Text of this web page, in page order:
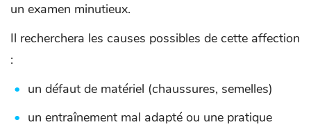
un examen minutieux.
Il recherchera les causes possibles de cette affection
:
un défaut de matériel (chaussures, semelles)
un entraînement mal adapté ou une pratique